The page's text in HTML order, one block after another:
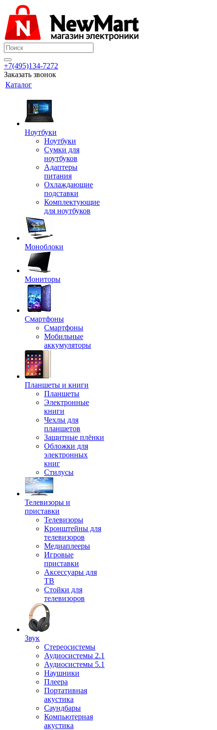
+7(495)134-7272
Заказать звонок
Каталог
Ноутбуки
Ноутбуки
Сумки для
ноутбуков
Адаптеры
питания
Охлаждающие
подставки
Комплектующие
для ноутбуков
Моноблоки
Мониторы
Смартфоны
Смартфоны
Мобильные
аккумуляторы
Планшеты и книги
Планшеты
Электронные
книги
Чехлы для
планшетов
Защитные плёнки
Обложки для
электронных
книг
Стилусы
Телевизоры и
приставки
Телевизоры
Кронштейны для
телевизоров
Медиаплееры
Игровые
приставки
Аксессуары для
ТВ
Стойки для
телевизоров
Звук
Стереосистемы
Аудиосистемы 2.1
Аудиосистемы 5.1
Наушники
Плеера
Портативная
акустика
Саундбары
Компьютерная
акустика